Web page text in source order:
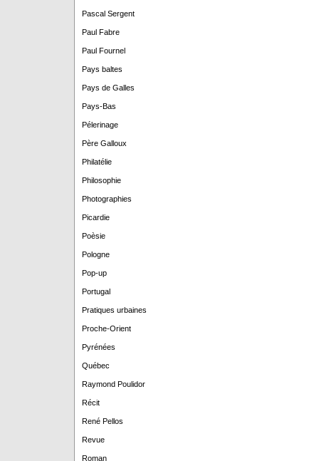
Pascal Sergent
Paul Fabre
Paul Fournel
Pays baltes
Pays de Galles
Pays-Bas
Pélerinage
Père Galloux
Philatélie
Philosophie
Photographies
Picardie
Poèsie
Pologne
Pop-up
Portugal
Pratiques urbaines
Proche-Orient
Pyrénées
Québec
Raymond Poulidor
Récit
René Pellos
Revue
Roman